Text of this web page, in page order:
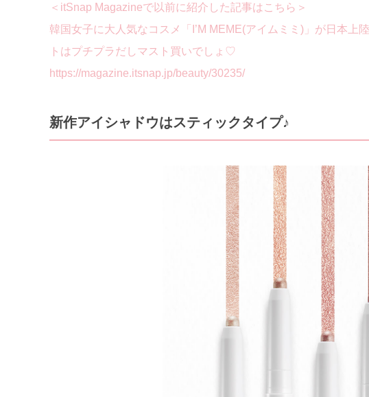
＜itSnap Magazineで以前に紹介した記事はこちら＞
韓国女子に大人気なコスメ「I’M MEME(アイムミミ)」が日本上
トはプチプラだしマスト買いでしょ♡
https://magazine.itsnap.jp/beauty/30235/
新作アイシャドウはスティックタイプ♪